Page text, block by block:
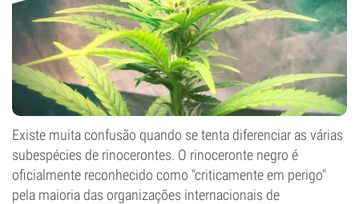
Existe muita confusão quando se tenta diferenciar as várias
subespécies de rinocerontes. O rinoceronte negro é
oficialmente reconhecido como "criticamente em perigo"
pela maioria das organizações internacionais de